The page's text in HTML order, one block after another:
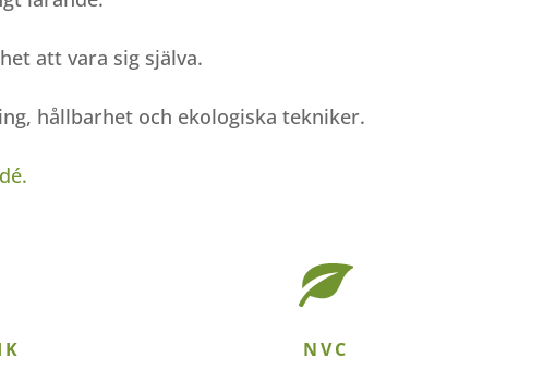
att vara sig själva.
hållbarhet och ekologiska tekniker.
NVC